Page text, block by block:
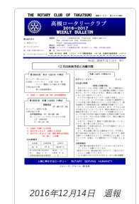
2016年12月14日 週報